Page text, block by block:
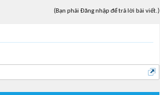
(Bạn phải Đăng nhập để trả lời bài viết.)